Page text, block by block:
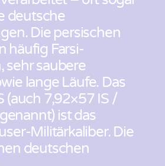
deutsche
Die persischen
häufig Farsi-
sehr saubere
lange Läufe. Das
(auch 7,92×57 IS /
ist das
Militärkaliber. Die
deutschen